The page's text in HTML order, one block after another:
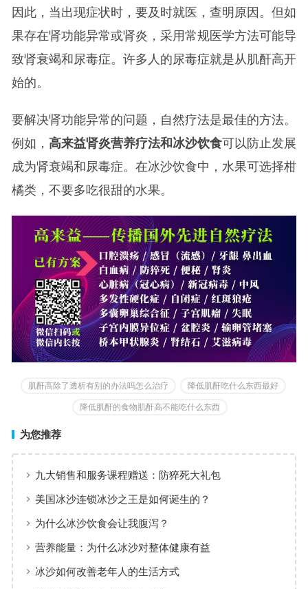
因此，当出现症状时，要及时就医，查明原因。但如
果存在肾功能异常或肾炎，采用常规医学方法可能导
致肾衰竭和尿毒症。许多人的尿毒症就是从肌酐高开
始的。
要解决肾功能异常的问题，自然疗法是最佳的方法。
例如， 高来益肾炎营养疗法和冰沙饮食可以防止发展
成为肾衰竭和尿毒症。在冰沙饮食中，水果可选择柑
橘类，不要多吃很甜的水果。
肌酐高除了透析有别的办法吗怎么治疗 降低肌酐吃什么东西最好
降低肌酐的食物肌酐高不能吃什么东西
为您推荐
九大销售和服务课程赠送：防猝死大礼包
美国冰沙连锁冰沙之王是如何诞生的？
为什么冰沙饮食会让我腹泻？
营养能量：为什么冰沙对整体健康有益
冰沙如何改善老年人的生活方式